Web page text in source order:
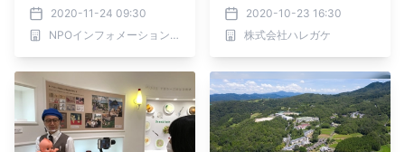
ョン方法とは」
2020-11-24 09:30
NPOインフォメーションギャップバスター
ンラインイベント 謎解き
マーダーミステリー11/28
(土)より開催
2020-10-23 16:30
株式会社ハレガケ